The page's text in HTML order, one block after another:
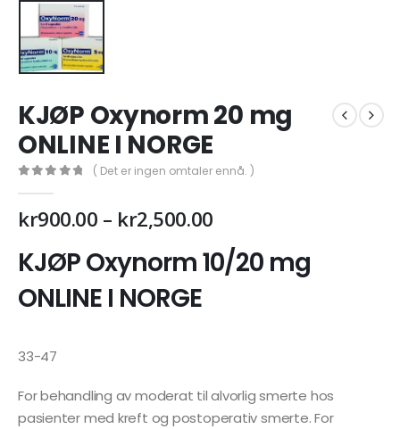
KJØP Oxynorm 20 mg
ONLINE I NORGE
( Det er ingen omtaler ennå. )
kr900.00 – kr2,500.00Prisområde:
til
kr2,500.00
KJØP Oxynorm 10/20 mg
ONLINE I NORGE
33-47
For behandling av moderat til alvorlig smerte hos
pasienter med kreft og postoperativ smerte. For